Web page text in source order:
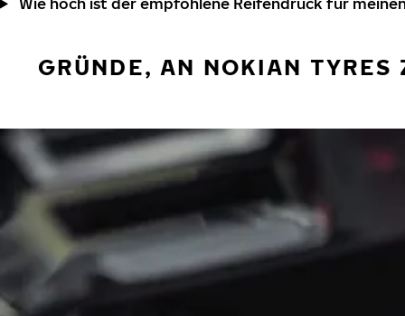
GRÜNDE, AN NOKIAN TYRES